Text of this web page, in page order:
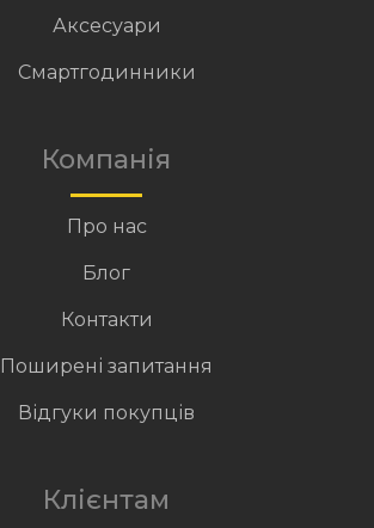
Аксесуари
Смартгодинники
Компанія
Про нас
Блог
Контакти
Поширені запитання
Відгуки покупців
Клієнтам